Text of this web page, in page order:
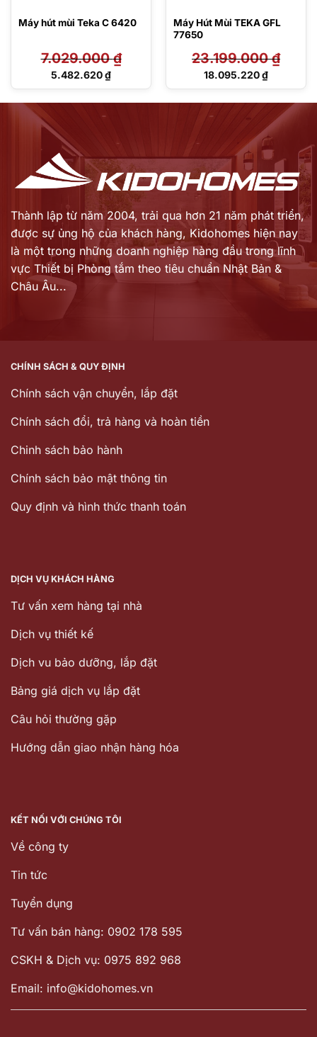
Máy hút mùi Teka C 6420
7.029.000₫
Giá
5.482.620₫
Giá
Máy Hút Mùi TEKA GFL
77650
23.199.000₫
Giá
23.199.000 ₫.
18.095.220₫
Giá
18.095.220 ₫.
Thành lập từ năm 2004, trải qua hơn 21 năm phát triển,
được sự ủng hộ của khách hàng, Kidohomes hiện nay
là một trong những doanh nghiệp hàng đầu trong lĩnh
vực Thiết bị Phòng tắm theo tiêu chuẩn Nhật Bản &
Châu Âu...
CHÍNH SÁCH & QUY ĐỊNH
Chính sách vận chuyển, lắp đặt
Chính sách đổi, trả hàng và hoàn tiền
Chinh sách bảo hành
Chính sách bảo mật thông tin
Quy định và hình thức thanh toán
DỊCH VỤ KHÁCH HÀNG
Tư vấn xem hàng tại nhà
Dịch vụ thiết kế
Dịch vu bảo dưỡng, lắp đặt
Bảng giá dịch vụ lắp đặt
Câu hỏi thường gặp
Hướng dẫn giao nhận hàng hóa
KẾT NỐI VỚI CHÚNG TÔI
Về công ty
Tin tức
Tuyển dụng
Tư vấn bán hàng: 0902 178 595
CSKH & Dịch vụ: 0975 892 968
Email: info@kidohomes.vn